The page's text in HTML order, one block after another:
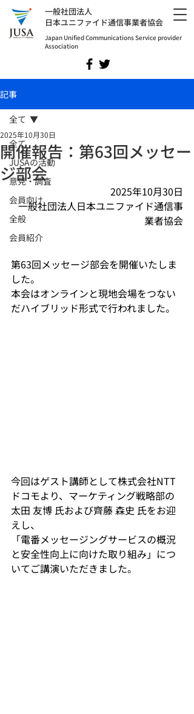
​一般社団法人
日本ユニファイド通信事業者協会
Japan Unified Communications Service provider
Association
記事
全て
JUSAの活動
意見・調査
会員向け
全般
会員紹介
全て
開催報告：第63回メッセー
ジ部会
2025年10月30日
2025年10月30日
一般社団法人日本ユニファイド通信事
業者協会
第63回メッセージ部会を開催いたしま
した。
本会はオンラインと現地会場をつない
だハイブリッド形式で行われました。
今回はゲスト講師として株式会社NTT
ドコモより、マーケティング戦略部の
太田 友博 氏および齊藤 森史 氏をお迎
えし、
「電番メッセージングサービスの概況
と安全性向上に向けた取り組み」につ
いてご講演いただきました。